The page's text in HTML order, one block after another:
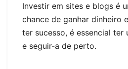
Investir em sites e blogs é
chance de ganhar dinheiro
ter sucesso, é essencial ter
e seguir-a de perto.